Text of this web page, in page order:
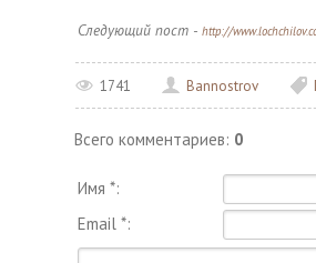
Следующий пост -http://
1741 Bannostrov
Всего комментариев: 0
Имя *:
Email *: